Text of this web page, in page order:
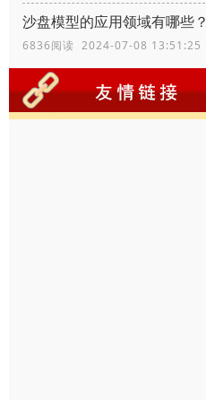
沙盘模型的应用领域有哪些？
6836阅读 2024-07-08 13:51:25